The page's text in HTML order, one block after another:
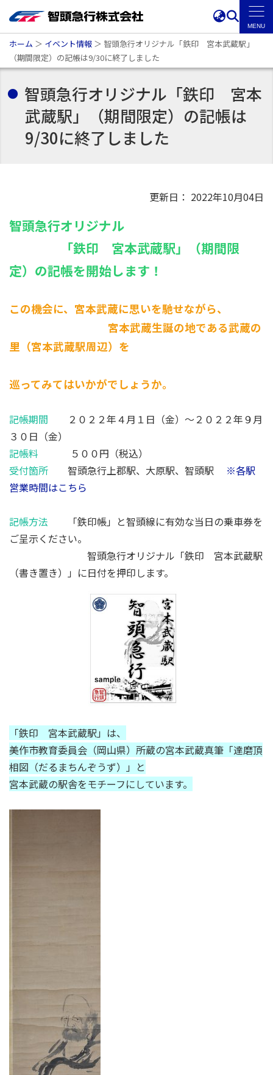
ホーム ＞ イベント情報 ＞ 智頭急行オリジナル「鉄印 宮本武蔵駅」
（期間限定）の記帳は9/30に終了しました
智頭急行オリジナル「鉄印 宮本
武蔵駅」（期間限定）の記帳は
9/30に終了しました
更新日： 2022年10月04日
智頭急行オリジナル
「鉄印 宮本武蔵駅」（期間限
定）の記帳を開始します！
この機会に、宮本武蔵に思いを馳せながら、
宮本武蔵生誕の地である武蔵の
里（宮本武蔵駅周辺）を
巡ってみてはいかがでしょうか。
記帳期間
２０２２年４月１日（金）～２０２２年９月
３０日（金）
記帳料
５００円（税込）
受付箇所 智頭急行上郡駅、大原駅、智頭駅 ※各駅
営業時間はこちら
記帳方法 「鉄印帳」と智頭線に有効な当日の乗車券を
ご呈示ください。
智頭急行オリジナル「鉄印 宮本武蔵駅
（書き置き）」に日付を押印します。
「鉄印 宮本武蔵駅」は、
美作市教育委員会（岡山県）所蔵の宮本武蔵真筆「達磨頂
相図（だるまちんぞうず）」と
宮本武蔵の駅舎をモチーフにしています。